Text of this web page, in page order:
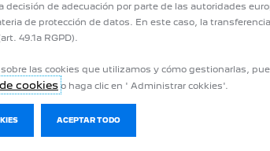
Marion
disruptiva: una
innovador: es un
dependiendo de
En la captación
turquesa, verde.
decisión de adecuación por parte de las autoridades
de protección de datos. En este caso, la
49.1a RGPD).
las cookies que utilizamos y cómo gestionarlas,
cookies o haga clic en ' Administrar cokkies'.
ACEPTAR TODO